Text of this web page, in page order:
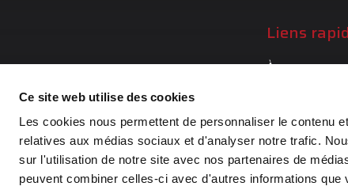
Ce site web utilise des cookies
Les cookies nous permettent de personnaliser le contenu
relatives aux médias sociaux et d'analyser notre trafic.
sur l'utilisation de notre site avec nos partenaires de
peuvent combiner celles-ci avec d'autres informations
entreprise familiale d’experts en
50 ans.
Liens
À propos
Réalisations
Carrières